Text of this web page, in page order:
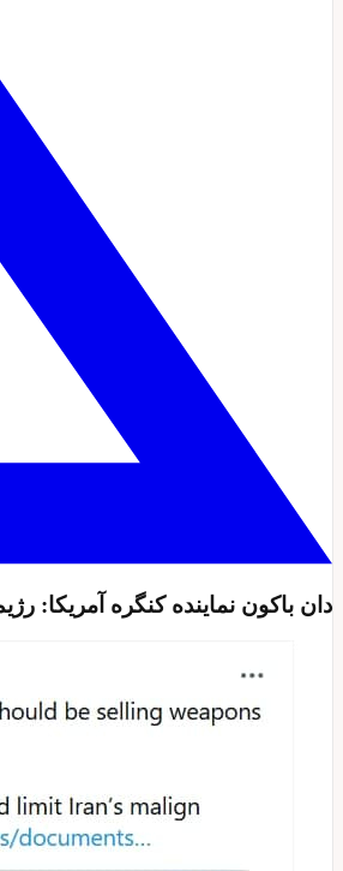
دان باکون نماینده کنگره آمریکا: